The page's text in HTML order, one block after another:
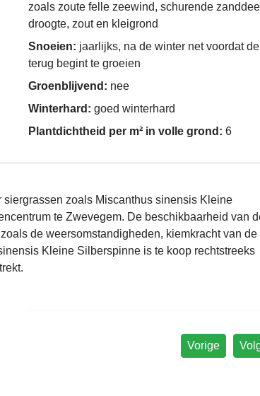
zoals zoute felle zeewind, schurende
droogte, zout en kleigrond
Snoeien: jaarlijks, na de winter net voordat
terug begint te groeien
Groenblijvend: nee
Winterhard: goed winterhard
Plantdichtheid per m² in volle grond: 6
zoals Miscanthus sinensis Kleine
te Zwevegem. De beschikbaarheid van
de weersomstandigheden, kiemkracht van de
Kleine Silberspinne is te koop rechtstreeks
Vorige